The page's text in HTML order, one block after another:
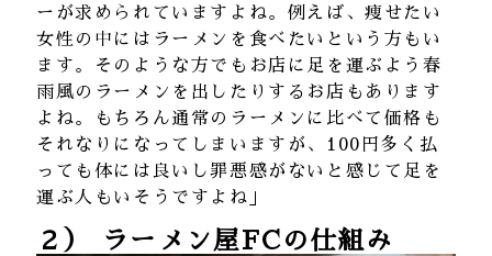
ーが求められていますよね。例えば、痩せたい
女性の中にはラーメンを食べたいという方もい
ます。そのような方でもお店に足を運ぶよう春
雨風のラーメンを出したりするお店もあります
よね。もちろん通常のラーメンに比べて価格も
それなりになってしまいますが、100円多く払
っても体には良いし罪悪感がないと感じて足を
運ぶ人もいそうですよね」
２） ラーメン屋FCの仕組み